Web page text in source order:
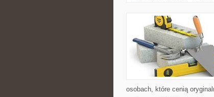
osobach, które cenią